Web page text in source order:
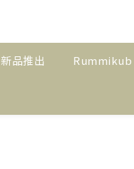
新品推出 Rummikub